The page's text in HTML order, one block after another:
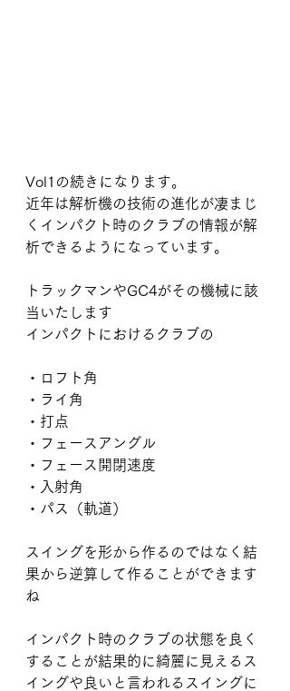
Vol1の続きになります。
近年は解析機の技術の進化が凄まじ
くインパクト時のクラブの情報が解
析できるようになっています。
トラックマンやGC4がその機械に該
当いたします
インパクトにおけるクラブの
・ロフト角
・ライ角
・打点
・フェースアングル
・フェース開閉速度
・入射角
・パス（軌道）
スイングを形から作るのではなく結
果から逆算して作ることができます
ね
インパクト時のクラブの状態を良く
することが結果的に綺麗に見えるス
イングや良いと言われるスイングに